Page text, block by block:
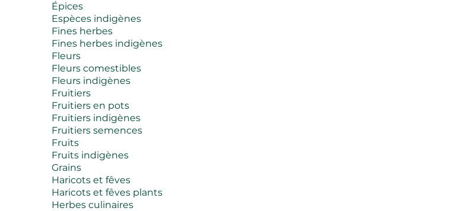
Épices
Espèces indigènes
Fines herbes
Fines herbes indigènes
Fleurs
Fleurs comestibles
Fleurs indigènes
Fruitiers
Fruitiers en pots
Fruitiers indigènes
Fruitiers semences
Fruits
Fruits indigènes
Grains
Haricots et fêves
Haricots et fêves plants
Herbes culinaires